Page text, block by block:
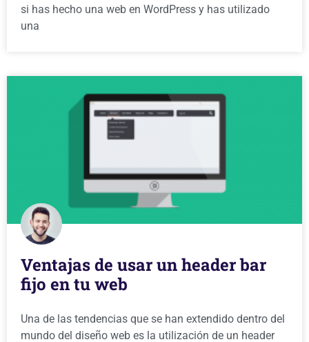
si has hecho una web en WordPress y has utilizado
una
Ventajas de usar un header bar
fijo en tu web
Una de las tendencias que se han extendido dentro del
mundo del diseño web es la utilización de un header